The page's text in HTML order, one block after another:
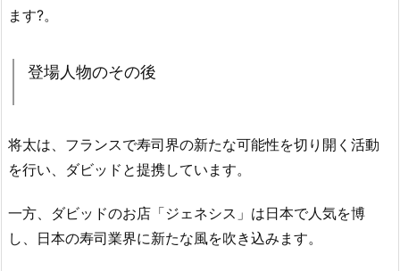
ます?。
登場人物のその後
将太は、フランスで寿司界の新たな可能性を切り開く活動
を行い、ダビッドと提携しています。
一方、ダビッドのお店「ジェネシス」は日本で人気を博
し、日本の寿司業界に新たな風を吹き込みます。